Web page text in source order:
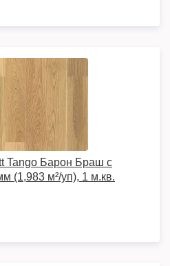
Tango Барон Браш с
(1,983 м²/уп), 1 м.кв.